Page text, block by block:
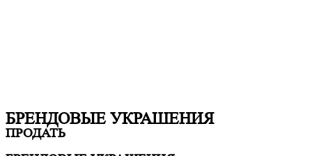
БРЕНДОВЫЕ УКРАШЕНИЯ
ПРОДАТЬ